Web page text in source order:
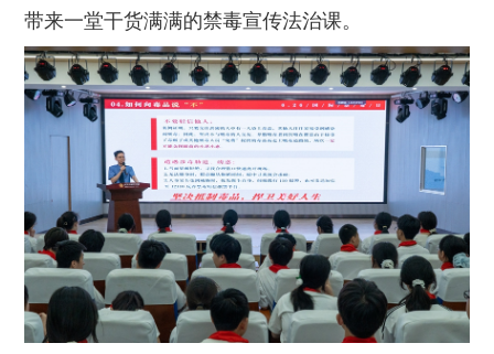
带来一堂干货满满的禁毒宣传法治课。